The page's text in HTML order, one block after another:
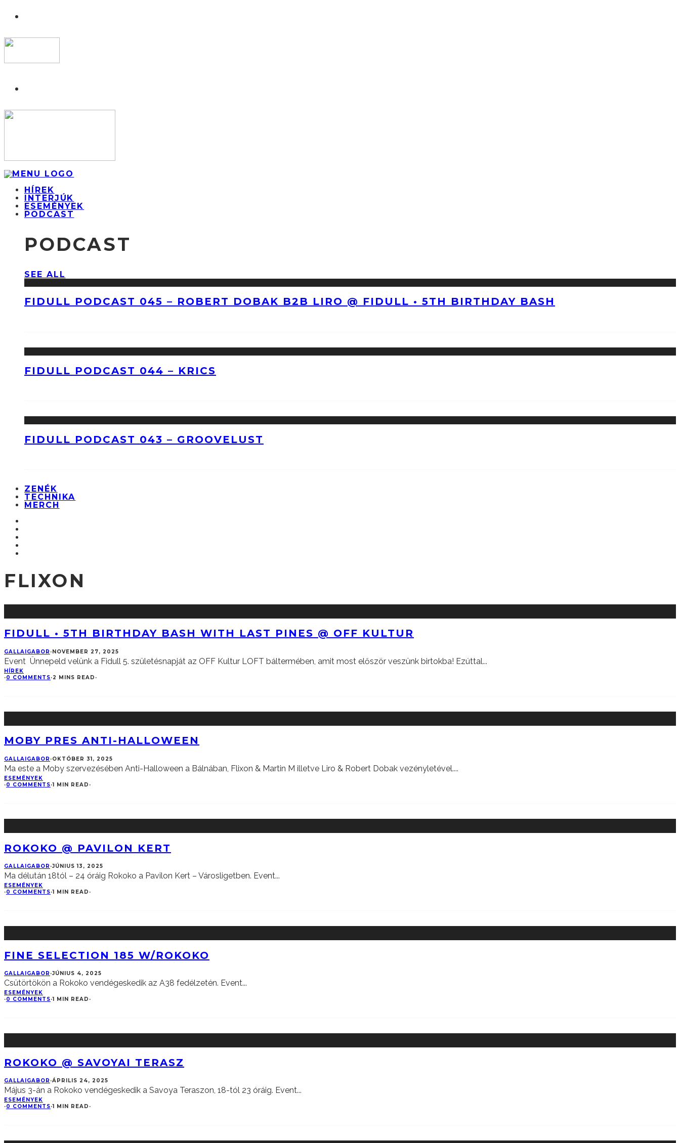
HÍREK
INTERJÚK
ESEMÉNYEK
PODCAST
PODCAST
SEE ALL
FIDULL PODCAST 045 – ROBERT DOBAK B2B LIRO @ FIDULL • 5TH BIRTHDAY BASH
FIDULL PODCAST 044 – KRICS
FIDULL PODCAST 043 – GROOVELUST
ZENÉK
TECHNIKA
MERCH
FLIXON
FIDULL • 5TH BIRTHDAY BASH WITH LAST PINES @ OFF KULTUR
GALLAIGABOR ·NOVEMBER 27, 2025
Event Ünnepeld velünk a Fidull 5. születésnapját az OFF Kultur LOFT báltermében, amit most először veszünk birtokba! Ezúttal...
HÍREK
·0 COMMENTS·2 MINS READ ·
MOBY PRES ANTI-HALLOWEEN
GALLAIGABOR ·OKTÓBER 31, 2025
Ma este a Moby szervezésében Anti-Halloween a Bálnában, Flixon & Martin M illetve Liro & Robert Dobak vezényletével....
ESEMÉNYEK
·0 COMMENTS·1 MIN READ ·
ROKOKO @ PAVILON KERT
GALLAIGABOR ·JÚNIUS 13, 2025
Ma délután 18tól – 24 óráig Rokoko a Pavilon Kert – Városligetben. Event...
ESEMÉNYEK
·0 COMMENTS·1 MIN READ ·
FINE SELECTION 185 W/ROKOKO
GALLAIGABOR ·JÚNIUS 4, 2025
Csütörtökön a Rokoko vendégeskedik az A38 fedélzetén. Event...
ESEMÉNYEK
·0 COMMENTS·1 MIN READ ·
ROKOKO @ SAVOYAI TERASZ
GALLAIGABOR ·ÁPRILIS 24, 2025
Május 3-án a Rokoko vendégeskedik a Savoya Teraszon, 18-tól 23 óráig. Event...
ESEMÉNYEK
·0 COMMENTS·1 MIN READ ·